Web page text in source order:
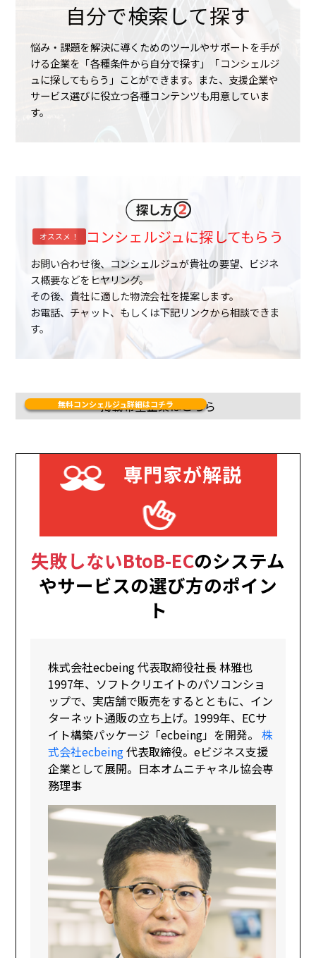
自分で検索して探す
悩み・課題を解決に導くためのツールやサポートを手が
ける企業を「各種条件から自分で探す」「コンシェルジ
ュに探してもらう」ことができます。また、支援企業や
サービス選びに役立つ各種コンテンツも用意していま
す。
オススメ！ コンシェルジュに探してもらう
お問い合わせ後、コンシェルジュが貴社の要望、ビジネ
ス概要などをヒヤリング。
その後、貴社に適した物流会社を提案します。
お電話、チャット、もしくは下記リンクから相談できま
す。
無料コンシェルジュ詳細はコチラ
Company register
掲載希望企業はこちら
専門家が解説
失敗しないBtoB-ECのシステム
やサービスの選び方のポイン
ト
株式会社ecbeing 代表取締役社長 林雅也
1997年、ソフトクリエイトのパソコンショ
ップで、実店舗で販売をするとともに、イン
ターネット通販の立ち上げ。1999年、ECサ
イト構築パッケージ「ecbeing」を開発。 株
式会社ecbeing代表取締役。eビジネス支援
企業として展開。日本オムニチャネル協会専
務理事